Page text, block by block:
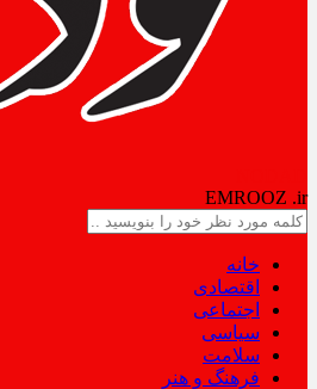
EMROOZ .ir
خانه
اقتصادی
اجتماعی
سیاسی
سلامت
فرهنگ و هنر